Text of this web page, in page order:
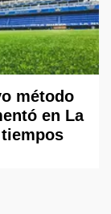
método
en La